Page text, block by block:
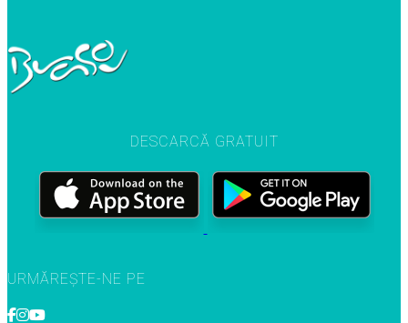
DESCARCĂ GRATUIT
URMĂREȘTE-NE PE